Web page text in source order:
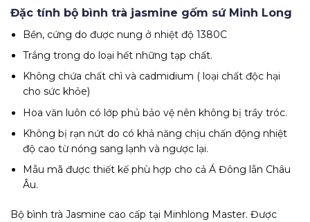
Đặc tính bộ bình trà jasmine gốm sứ Minh Long
Bền, cứng do được nung ở nhiệt độ 1380C
Trắng trong do loại hết những tạp chất.
Không chứa chất chì và cadmidium ( loại chất độc hại
cho sức khỏe)
Hoa văn luôn có lớp phủ bảo vệ nên không bị trầy tróc.
Không bị rạn nứt do có khả năng chịu chấn động nhiệt
độ cao từ nóng sang lạnh và ngược lại.
Mẫu mã được thiết kế phù hợp cho cả Á Đông lẫn Châu
Âu.
Bộ bình trà Jasmine cao cấp tại Minhlong Master. Được